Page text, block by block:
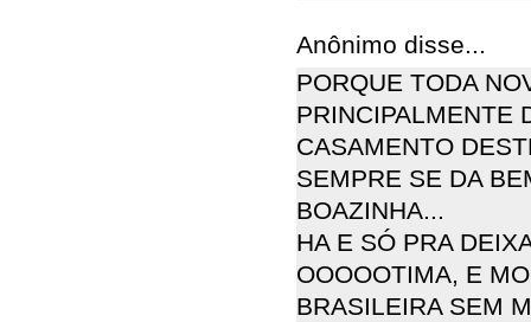
Anônimo disse...
PORQUE TODA
PRINCIPALMENTE
CASAMENTO
SEMPRE SE DA
BOAZINHA...
HA E SÓ PRA
OOOOOTIMA, E
BRASILEIRA SEM